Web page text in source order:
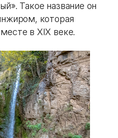
Такое название он
которая
в XIX веке.